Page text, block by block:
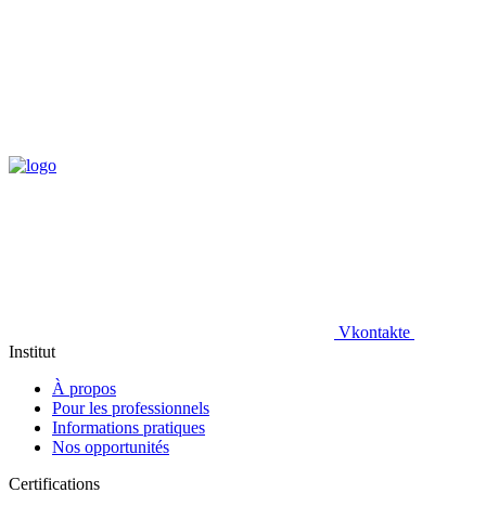
Vkontakte
Institut
À propos
Pour les professionnels
Informations pratiques
Nos opportunités
Certifications